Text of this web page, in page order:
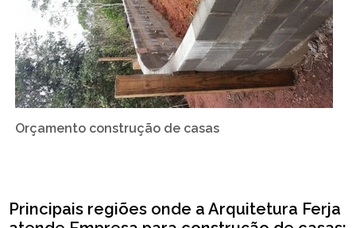
Orçamento construção de casas
Principais regiões onde a Arquitetura Ferja